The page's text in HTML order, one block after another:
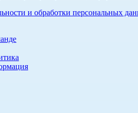
и обработки персональных